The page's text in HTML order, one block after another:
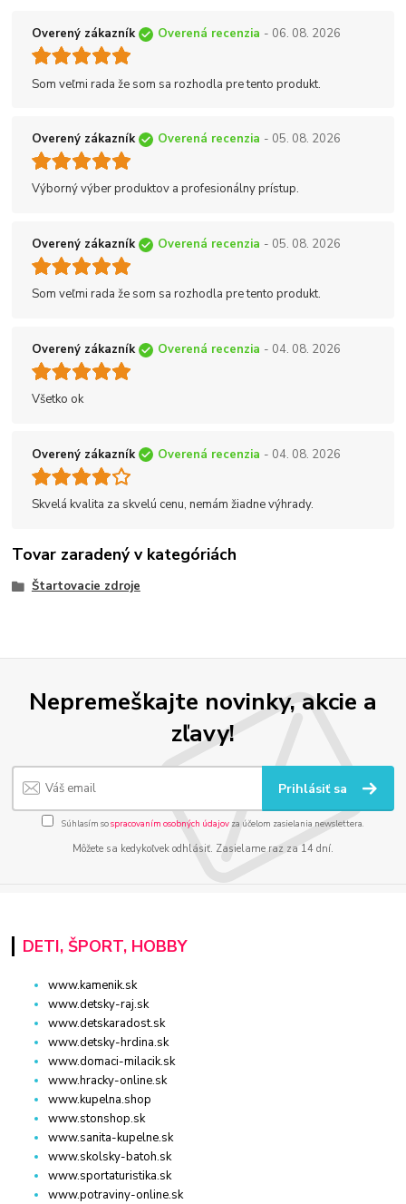
Overený zákazník Overená recenzia - 06. 08. 2026
Som veľmi rada že som sa rozhodla pre tento produkt.
Overený zákazník Overená recenzia - 05. 08. 2026
Výborný výber produktov a profesionálny prístup.
Overený zákazník Overená recenzia - 05. 08. 2026
Som veľmi rada že som sa rozhodla pre tento produkt.
Overený zákazník Overená recenzia - 04. 08. 2026
Všetko ok
Overený zákazník Overená recenzia - 04. 08. 2026
Skvelá kvalita za skvelú cenu, nemám žiadne výhrady.
Tovar zaradený v kategóriách
Štartovacie zdroje
Nepremeškajte novinky, akcie a
zľavy!
Prihlásiť sa
Súhlasím sospracovaním osobných údajov za účelom zasielania newslettera.
Môžete sa kedykoľvek odhlásiť. Zasielame raz za 14 dní.
DETI, ŠPORT, HOBBY
www.kamenik.sk
www.detsky-raj.sk
www.detskaradost.sk
www.detsky-hrdina.sk
www.domaci-milacik.sk
www.hracky-online.sk
www.kupelna.shop
www.stonshop.sk
www.sanita-kupelne.sk
www.skolsky-batoh.sk
www.sportaturistika.sk
www.potraviny-online.sk